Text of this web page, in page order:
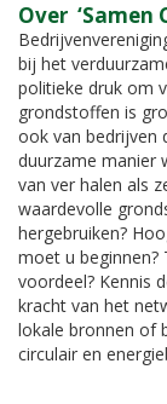
Over ‘Samen
bij het
politieke druk om
grondstoffen is
ook van bedrijven
duurzame manier
van ver halen als
waardevolle
hergebruiken?
moet u beginnen?
voordeel? Kennis
kracht van het
lokale bronnen of
circulair en